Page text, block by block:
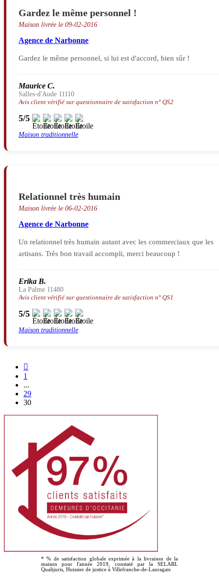
Gardez le même personnel !
Maison livrée le 09-02-2016
Agence de Narbonne
Gardez le même personnel, si lui est d'accord, bien sûr !
Maurice C.
Salles-d'Aude 11110
Avis client vérifié sur questionnaire de satisfaction n° QS2
5/5
Maison traditionnelle
Relationnel très humain
Maison livrée le 06-02-2016
Agence de Narbonne
Un relationnel très humain autant avec les commerciaux que les
artisans. Très bon travail accompli, merci beaucoup !
Erika B.
La Palme 11480
Avis client vérifié sur questionnaire de satisfaction n° QS1
5/5
Maison traditionnelle

1
...
29
30
* % de satisfaction globale exprimée à la livraison de la
maison pour l'année 2019, constaté par la SELARL
Qualijuris, Huissier de justice à Villefranche-de-Lauragais